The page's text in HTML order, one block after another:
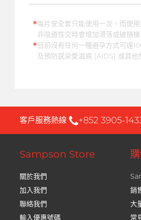
*每片安全套只能使用一次，而使
非陰道性交時會增加滑落或破損機
*目前沒有任何一種避孕方式可達
及預防感染愛滋病 (AIDS) 或其他
客戶服務熱線 +852 3905-
Sampson Store
關於我們
加入我們
聯絡我們
輸入優惠號碼
銷
大
常